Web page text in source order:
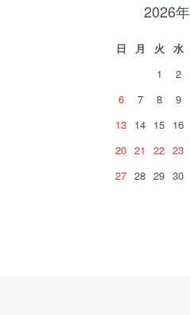
2026
日 月 火 水
1
2
6
7 8 9
13 14 15 16
20 21 22 23
27 28 29 30